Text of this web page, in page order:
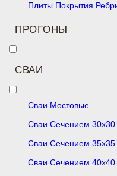
Плиты Покрытия
ПРОГОНЫ
СВАИ
Сваи Мостовые
Сваи Сечением 30х30
Сваи Сечением 35х35
Сваи Сечением 40х40